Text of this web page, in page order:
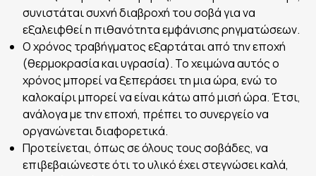
συνιστάται συχνή διαβροχή του σοβά για να
εξαλειφθεί η πιθανότητα εμφάνισης ρηγματώσεων.
Ο χρόνος τραβήγματος εξαρτάται από την εποχή
(θερμοκρασία και υγρασία). Το χειμώνα αυτός ο
χρόνος μπορεί να ξεπεράσει τη μια ώρα, ενώ το
καλοκαίρι μπορεί να είναι κάτω από μισή ώρα. Έτσι,
ανάλογα με την εποχή, πρέπει το συνεργείο να
οργανώνεται διαφορετικά.
Προτείνεται, όπως σε όλους τους σοβάδες, να
επιβεβαιώνεστε ότι το υλικό έχει στεγνώσει καλά,